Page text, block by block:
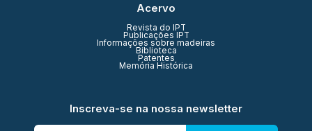
Acervo
Revista do IPT
Publicações IPT
Informações sobre madeiras
Biblioteca
Patentes
Memória Histórica
Inscreva-se na nossa newsletter